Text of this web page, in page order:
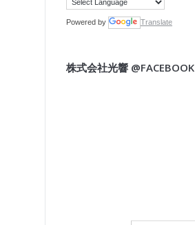
Powered by Translate
株式会社光響 @FACEBOOK